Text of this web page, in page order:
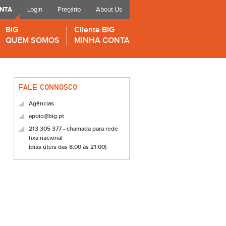
Login Preçário About Us
BiG
QUEM SOMOS
Cliente BiG
MINHA CONTA
FALE CONNOSCO
Agências
apoio@big.pt
213 305 377 - chamada para rede
fixa nacional
(dias úteis das 8:00 às 21:00)